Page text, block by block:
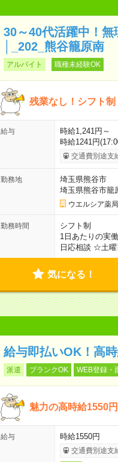
30～40代活躍中！
│_202_熊谷籠原南
アルバイト 職種未経験OK
残業なし！シフト
給与
時給1,241円～
時給1241円
交通費別途支
勤務地
埼玉県熊谷市
埼玉県熊谷市籠
ウエルシア薬
勤務時間
シフト制
1日あたりの実
日応相談 ☆土
気になる！
給与即払いOK！高
派遣 ブランクOK WEB登録・
魅力の高時給1550
給与 時給1550円
交通費別途支